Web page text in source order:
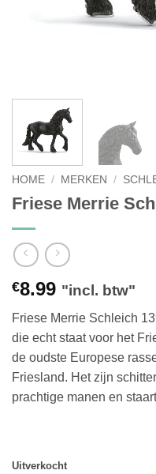
HOME / MERKEN /
Friese Merrie
€8.99 "incl. btw"
Friese Merrie Schleich
die echt staat voor het
de oudste Europese
Friesland. Het zijn
prachtige manen en
Uitverkocht